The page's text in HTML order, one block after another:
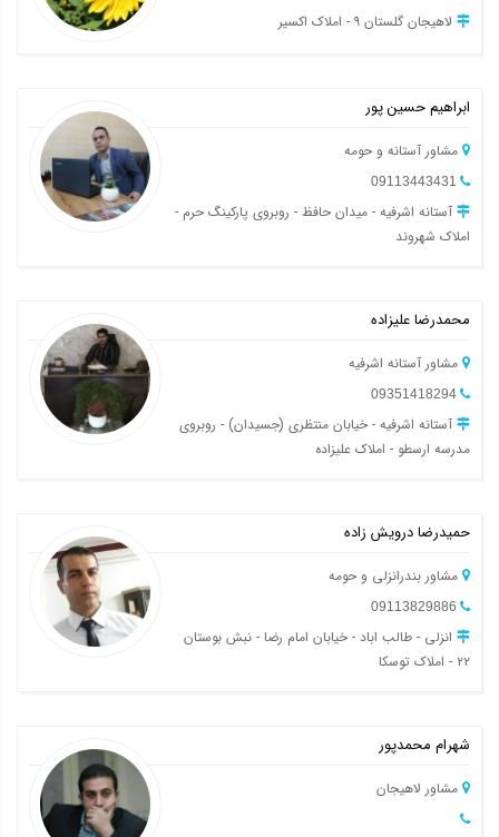
لاهیجان گلستان ۹ - املاک اکسیر
ابراهیم حسین پور
مشاور آستانه و حومه
آستانه اشرفیه - میدان حافظ - روبروی پارکینگ حرم -
املاک شهروند
محمدرضا علیزاده
مشاور آستانه اشرفیه
آستانه اشرفیه - خیابان منتظری (جسیدان) - روبروی
مدرسه ارسطو - املاک علیزاده
حمیدرضا درویش زاده
مشاور بندرانزلی و حومه
انزلی - طالب اباد - خیابان امام رضا - نبش بوستان
۲۲ - املاک توسکا
شهرام محمدپور
مشاور لاهیجان